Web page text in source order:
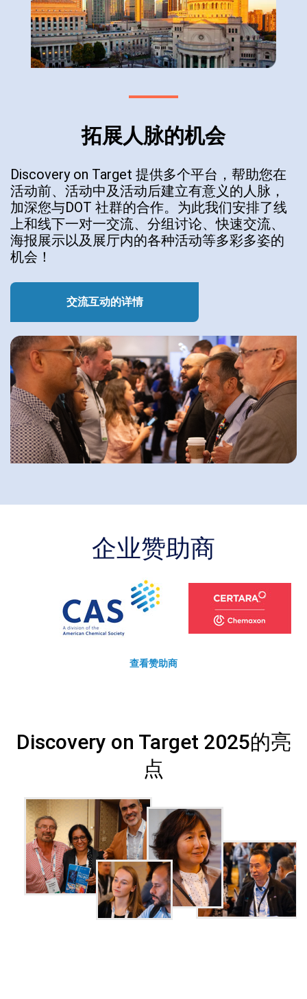
拓展人脉的机会
Discovery on Target 提供多个平台，帮助您在
活动前、活动中及活动后建立有意义的人脉，
加深您与DOT 社群的合作。为此我们安排了线
上和线下一对一交流、分组讨论、快速交流、
海报展示以及展厅内的各种活动等多彩多姿的
机会！
交流互动的详情
企业赞助商
查看赞助商
Discovery on Target 2025的亮
点